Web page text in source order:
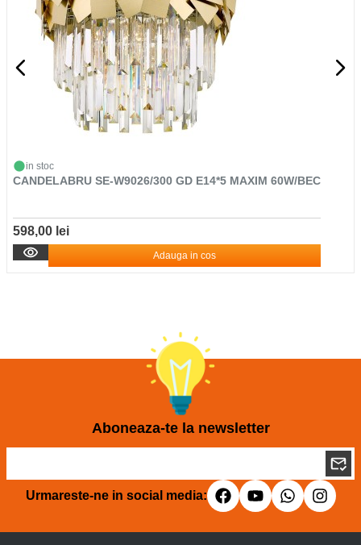
in stoc
CANDELABRU SE-W9026/300 GD E14*5 MAXIM 60W/BEC
598,00 lei
Adauga in cos
Aboneaza-te la newsletter
Urmareste-ne in social media: